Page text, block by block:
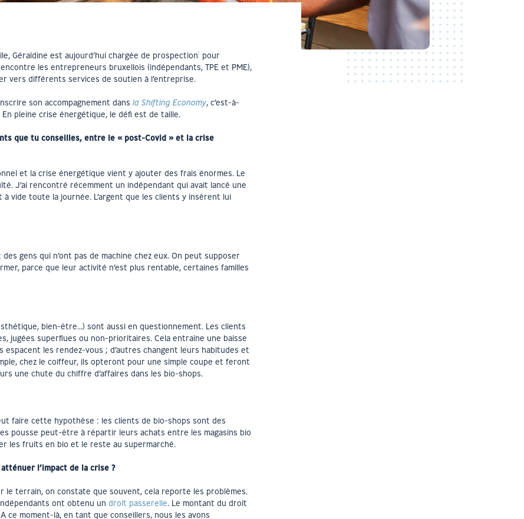
Géraldine est aujourd’hui chargée de prospection1 pour
les entrepreneurs bruxellois (indépendants, TPE et PME),
vers différents services de soutien à l’entreprise.
son accompagnement dans la Shifting Economy, c’est-à-
pleine crise énergétique, le défi est de taille.
que tu conseilles, entre le « post-Covid » et la crise
et la crise énergétique vient y ajouter des frais énormes. Le
J’ai rencontré récemment un indépendant qui avait lancé une
vide toute la journée. L’argent que les clients y insèrent lui
gens qui n’ont pas de machine chez eux. On peut supposer
parce que leur activité n’est plus rentable, certaines familles
bien-être…) sont aussi en questionnement. Les clients
jugées superflues ou non-prioritaires. Cela entraîne une baisse
espacent les rendez-vous ; d’autres changent leurs habitudes et
chez le coiffeur, ils opteront pour une simple coupe et feront
une chute du chiffre d’affaires dans les bio-shops.
faire cette hypothèse : les clients de bio-shops sont des
pousse peut-être à répartir leurs achats entre les magasins bio
les fruits en bio et le reste au supermarché.
l’impact de la crise ?
le terrain, on constate que souvent, cela reporte les problèmes.
ont obtenu un droit passerelle. Le montant du droit
ce moment-là, en tant que conseillers, nous les avons